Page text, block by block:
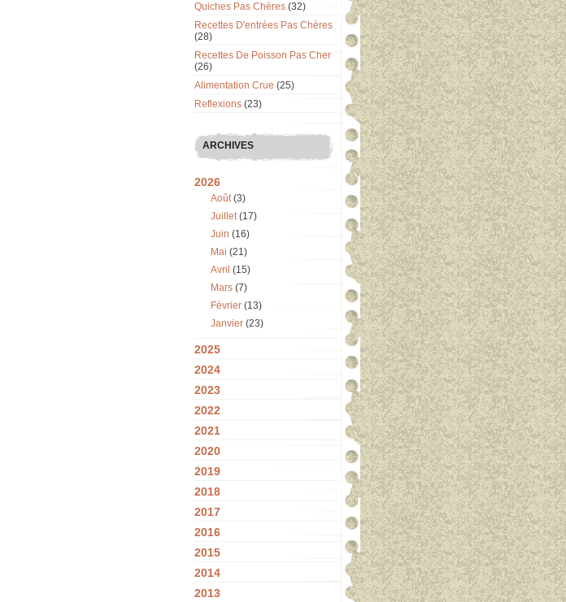
Quiches Pas Chères (32)
Recettes D'entrées Pas Chères
(28)
Recettes De Poisson Pas Cher
(26)
Alimentation Crue (25)
Reflexions (23)
ARCHIVES
2026
Août(3)
Juillet(17)
Juin (16)
Mai (21)
Avril (15)
Mars (7)
Février (13)
Janvier (23)
2025
2024
2023
2022
2021
2020
2019
2018
2017
2016
2015
2014
2013